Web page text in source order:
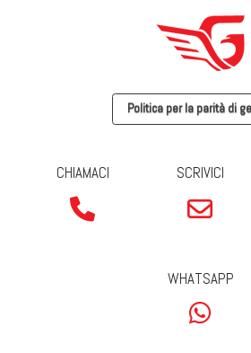
Politica per la parità di
CHIAMACI SCRIVICI
WHATSAPP